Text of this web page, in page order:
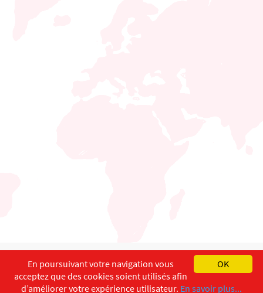
English Français
Copyright ©ISEC-AdW Aspects légaux
OK
En poursuivant votre navigation vous
acceptez que des cookies soient utilisés afin
d’améliorer votre expérience utilisateur. En savoir plus...